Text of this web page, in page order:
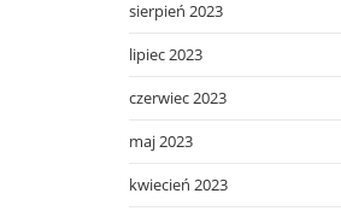
sierpień 2023
lipiec 2023
czerwiec 2023
maj 2023
kwiecień 2023